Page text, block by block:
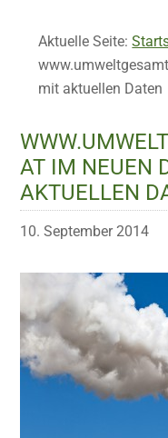
Aktuelle Seite:
mit aktuellen Daten
AT IM NEUEN
AKTUELLEN
10. September 2014